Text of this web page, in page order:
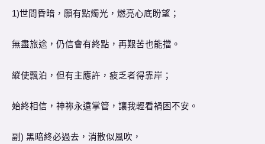
1)世間昏暗，願有點燭光，燃亮心底盼望；
無盡旅途，仍信會有終點，再艱苦也能擋。
縱使飄泊，但有主應許，疲乏者得靠岸；
始終相信，神祢永遠掌管，讓我輕看禍困不安。
副) 黑暗終必過去，消散似風吹，